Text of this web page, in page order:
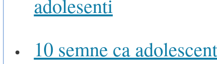
adolesenti
10 semne ca